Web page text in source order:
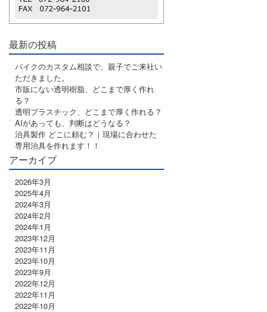
最新の投稿
バイクのカスタム相談で、親子でご来社い
ただきました。
市販にない透明樹脂、どこまで厚く作れ
る？
透明プラスチック、どこまで厚く作れる？
AIがあっても、判断はどうなる？
治具製作 どこに頼む？｜現場に合わせた
専用治具を作れます！！
アーカイブ
2026年3月
2025年4月
2024年3月
2024年2月
2024年1月
2023年12月
2023年11月
2023年10月
2023年9月
2022年12月
2022年11月
2022年10月